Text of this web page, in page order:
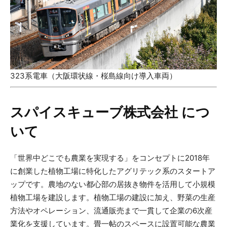
323系電車（大阪環状線・桜島線向け導入車両）
スパイスキューブ株式会社 につ
いて
「世界中どこでも農業を実現する」をコンセプトに2018年
に創業した植物工場に特化したアグリテック系のスタートア
ップです。農地のない都心部の居抜き物件を活用して小規模
植物工場を建設します。植物工場の建設に加え、野菜の生産
方法やオペレーション、流通販売まで一貫して企業の6次産
業化を支援しています。畳一帖のスペースに設置可能な農業